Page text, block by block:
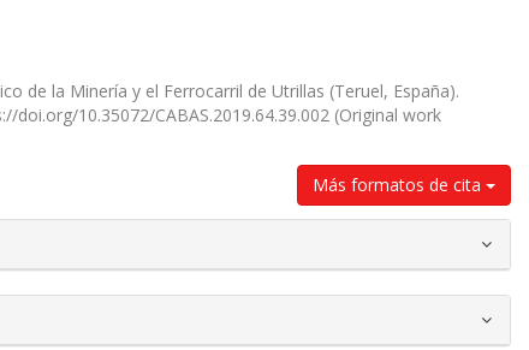
de la Minería y el Ferrocarril de Utrillas (Teruel, España).
doi.org/10.35072/CABAS.2019.64.39.002 (Original work
Más formatos de cita